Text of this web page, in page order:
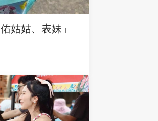
佑姑姑、表妹」